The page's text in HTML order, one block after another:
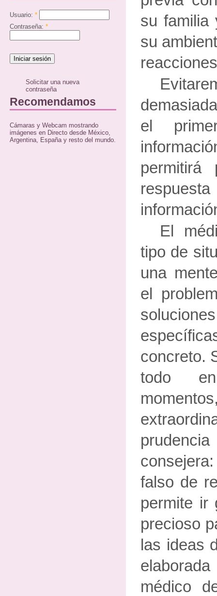
Usuario: *
Contraseña: *
Solicitar una nueva
contraseña
Recomendamos
Cámaras y Webcam mostrando
imágenes en Directo desde México,
Argentina, España y resto del mundo.
su familia
su
el
permitirá
El
tipo de
una
el
concreto.
todo
falso de
permite ir
precioso
las ideas
médico